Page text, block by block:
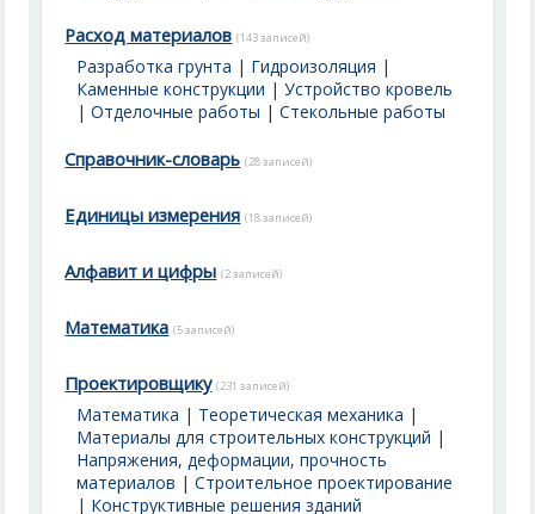
Расход материалов (143 записей)
Разработка грунта | Гидроизоляция |
Каменные конструкции |Устройство кровель
|Отделочные работы |Стекольные работы
Справочник-словарь (28 записей)
Единицы измерения (18 записей)
Алфавит и цифры (2 записей)
Математика (5 записей)
Проектировщику (231 записей)
Математика | Теоретическая механика |
Материалы для строительных конструкций |
Напряжения, деформации, прочность
материалов |Строительное проектирование
| Конструктивные решения зданий